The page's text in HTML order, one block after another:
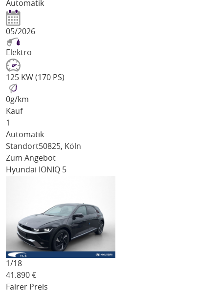
Automatik
05/2026
Elektro
125 KW (170 PS)
0g/km
Kauf
1
Automatik
Standort50825, Köln
Zum Angebot
Hyundai IONIQ 5
1/18
41.890 €
Fairer Preis